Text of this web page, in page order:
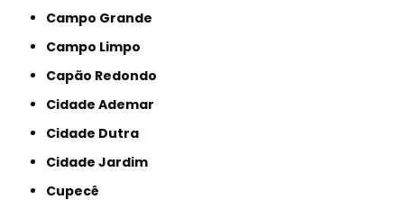
Campo Grande
Campo Limpo
Capão Redondo
Cidade Ademar
Cidade Dutra
Cidade Jardim
Cupecê